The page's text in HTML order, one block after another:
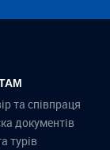
та співпраця
документів
турів